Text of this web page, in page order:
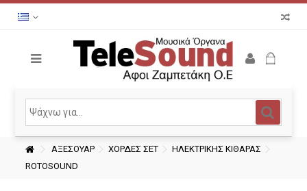
ΑΞΕΣΟΥΑΡ ΧΟΡΔΕΣ ΣΕΤ
ΗΛΕΚΤΡΙΚΗΣ ΚΙΘΑΡΑΣ
ROTOSOUND